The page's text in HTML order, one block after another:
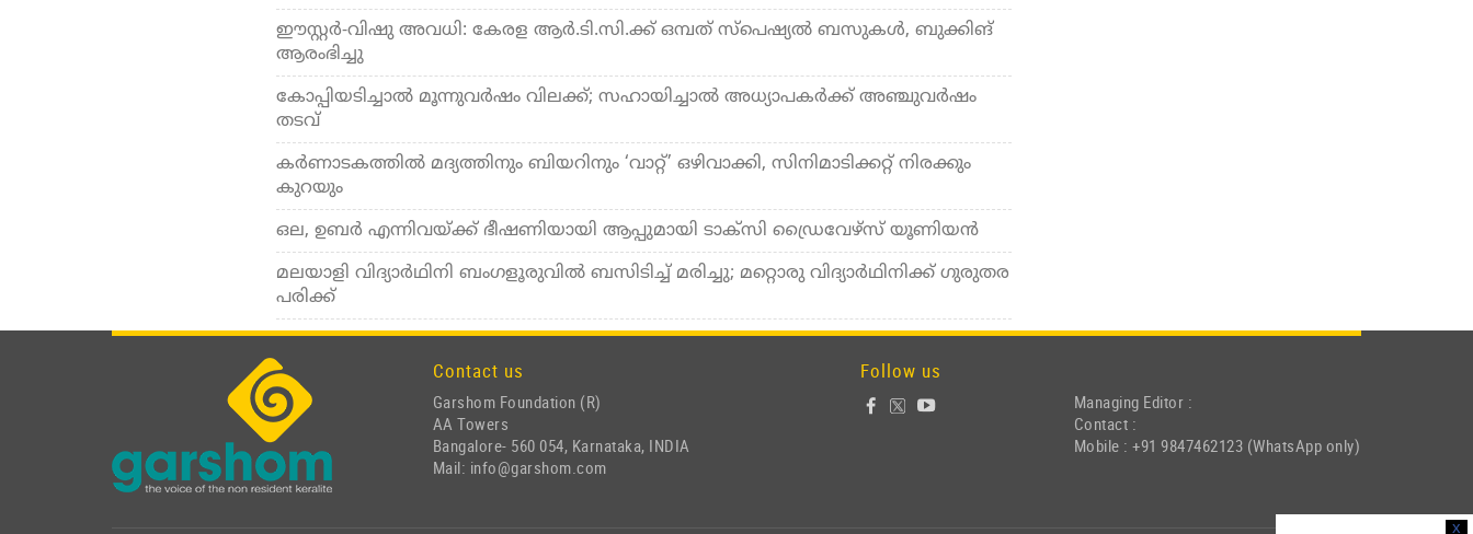
ഈസ്റ്റര്‍-വിഷു അവധി: കേരള ആര്‍.ടി.സി.ക്ക് ഒമ്പത് സ്പെഷ്യല്‍ ബസുകള്‍, ബുക്കിങ്
ആരംഭിച്ചു
കോപ്പിയടിച്ചാല്‍ മൂന്നുവര്‍ഷം വിലക്ക്; സഹായിച്ചാല്‍ അധ്യാപകര്‍ക്ക് അഞ്ചുവര്‍ഷം
തടവ്
കര്‍ണാടകത്തില്‍ മദ്യത്തിനും ബിയറിനും ‘വാറ്റ്’ ഒഴിവാക്കി, സിനിമാടിക്കറ്റ് നിരക്കും
കുറയും
ഒല, ഉബര്‍ എന്നിവയ്ക്ക് ഭീഷണിയായി ആപ്പുമായി ടാക്‌സി ഡ്രൈവേഴ്‌സ് യൂണിയൻ
മലയാളി വിദ്യാര്‍ഥിനി ബംഗളൂരുവില്‍ ബസിടിച്ച് മരിച്ചു; മറ്റൊരു വിദ്യാര്‍ഥിനിക്ക് ഗുരുതര
പരിക്ക്
Contact us
Garshom Foundation (R)
AA Towers
Bangalore- 560 054, Karnataka, INDIA
Mail: info@garshom.com
Follow us
Managing Editor :
Contact :
Mobile : +91 9847462123 (WhatsApp only)
x